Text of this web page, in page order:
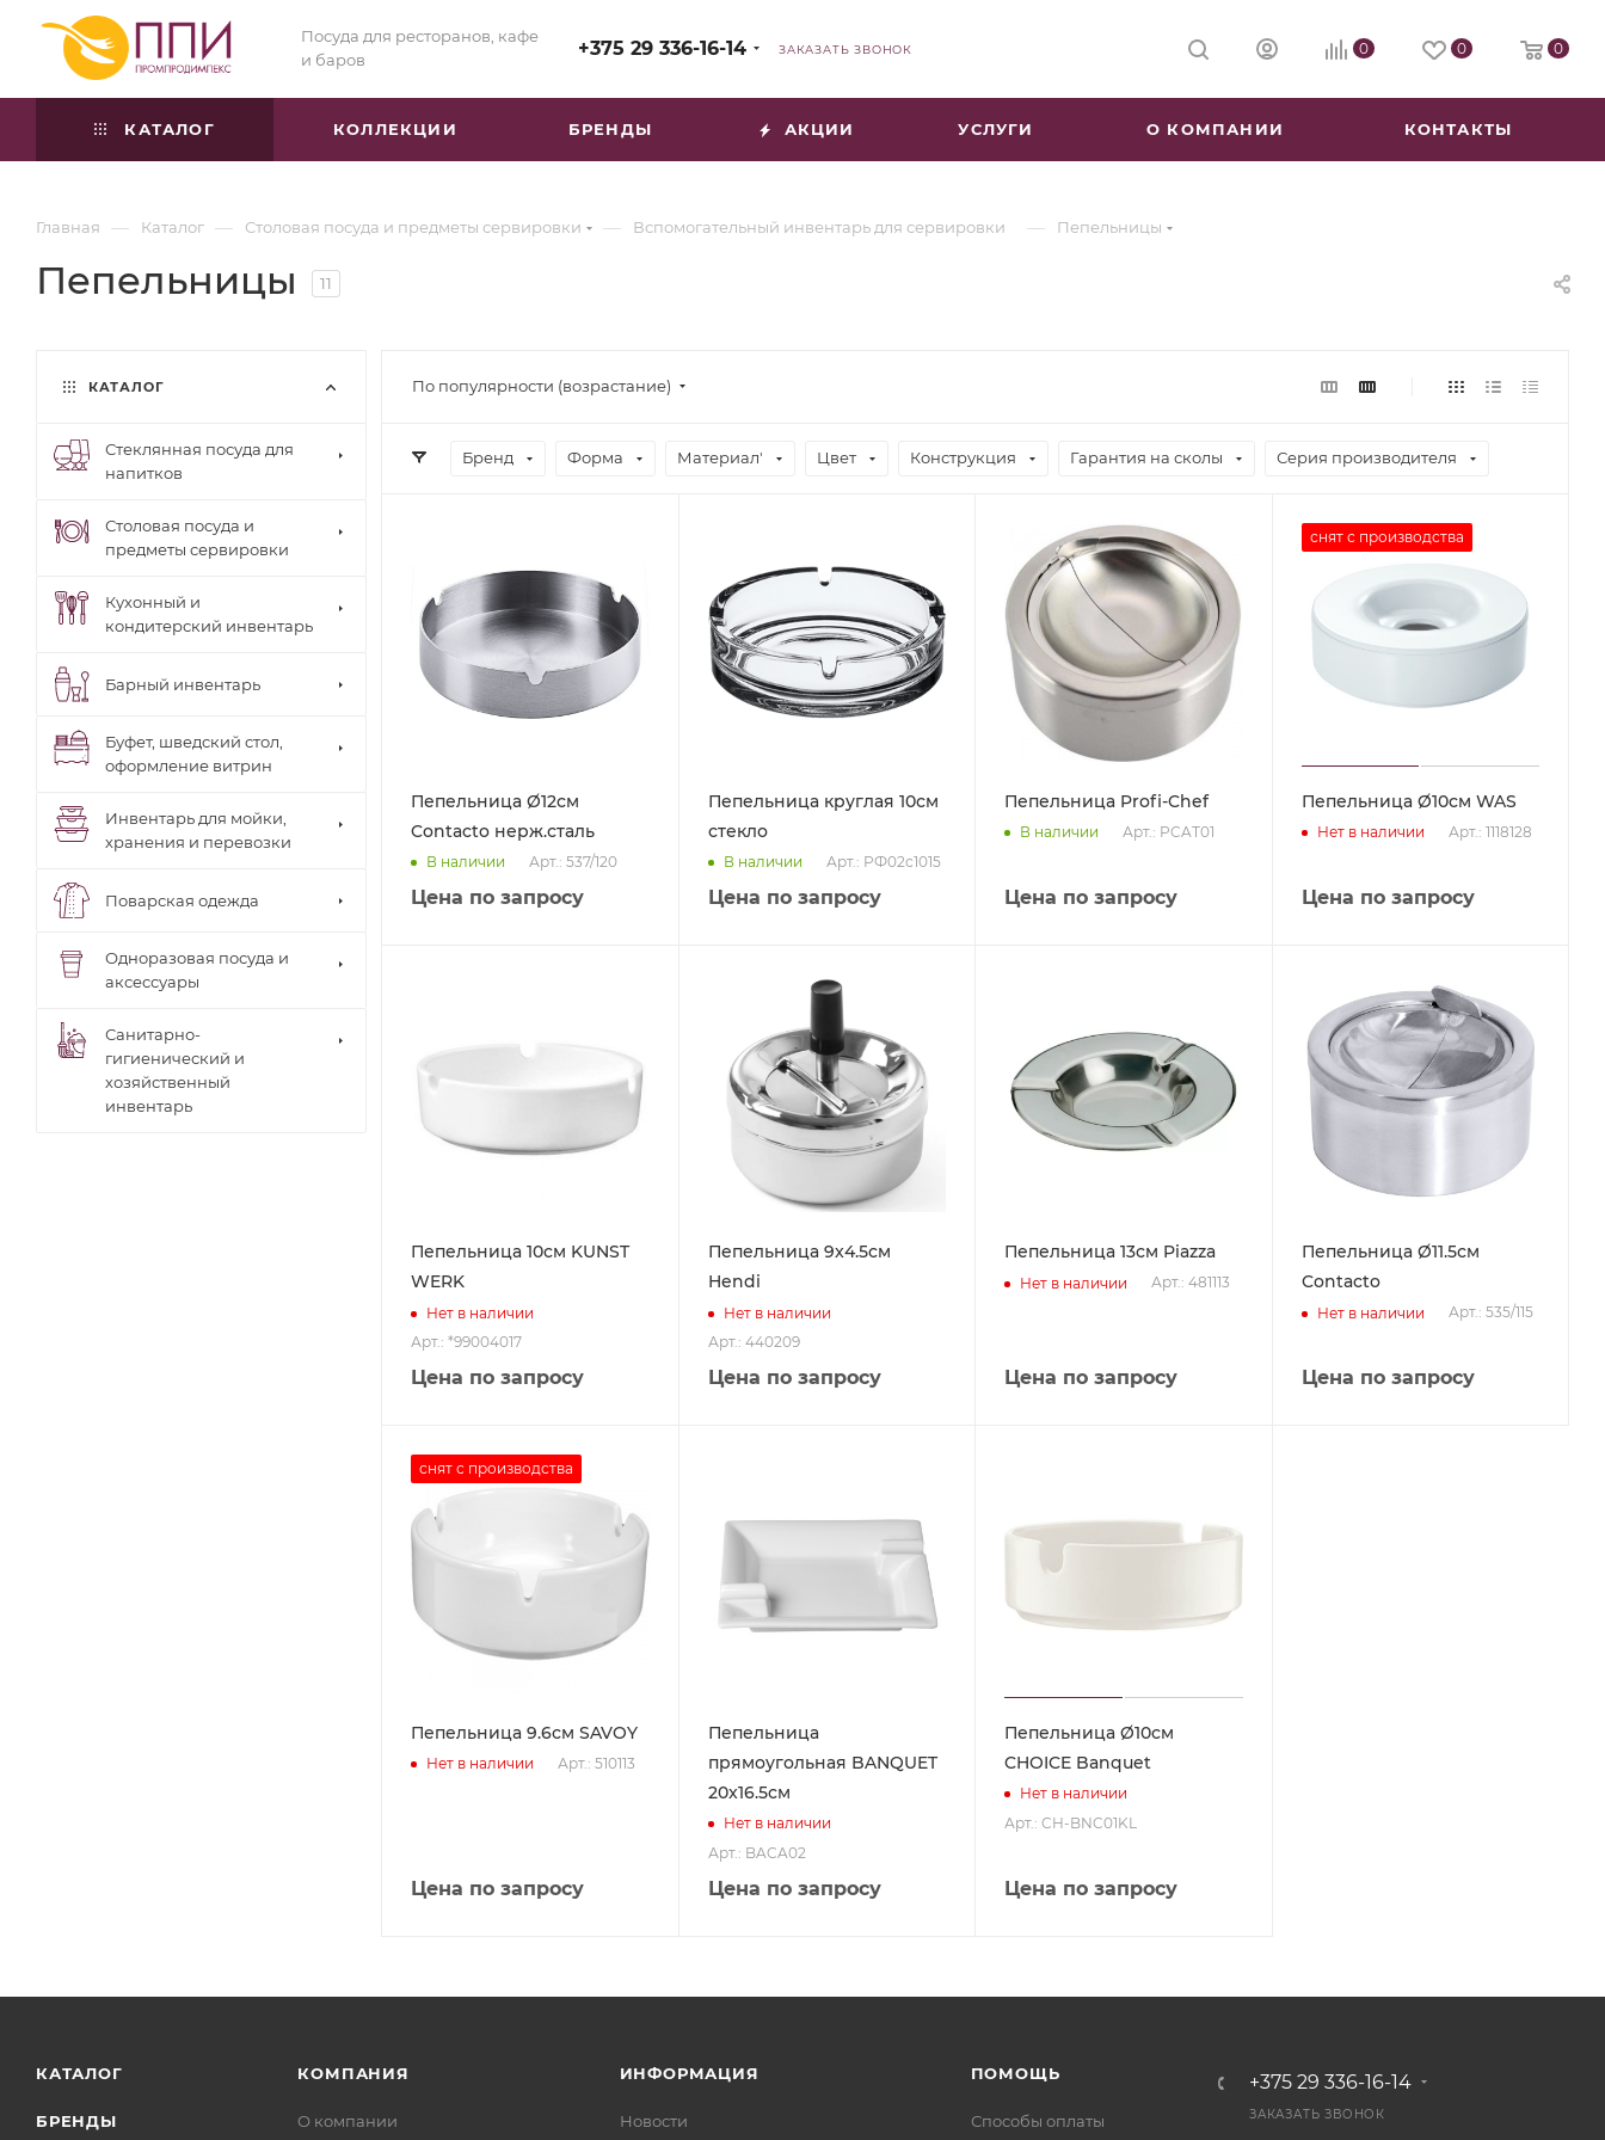
Посуда для ресторанов, кафе
и баров
+375 29 336-16-14 ЗАКАЗАТЬ ЗВОНОК 0 0 0
КАТАЛОГ КОЛЛЕКЦИИ БРЕНДЫ АКЦИИ УСЛУГИ О КОМПАНИИ КОНТАКТЫ
Главная — Каталог — Столовая посуда и предметы сервировки — Вспомогательный инвентарь для сервировки — Пепельницы
Пепельницы 11
По популярности (возрастание)
Бренд Форма Материал' Цвет Конструкция Гарантия на сколы Серия производителя
Пепельница Ø12см
Contacto нерж.сталь
В наличии Арт.: 537/120
Цена по запросу
Пепельница круглая 10см
стекло
В наличии Арт.: РФ02с1015
Цена по запросу
Пепельница Profi-Chef
В наличии Арт.: PCAT01
Цена по запросу
снят с производства
Пепельница Ø10см WAS
Нет в наличии Арт.: 1118128
Цена по запросу
Пепельница 10см KUNST
WERK
Нет в наличии
Арт.: *99004017
Цена по запросу
Пепельница 9x4.5см
Hendi
Нет в наличии
Арт.: 440209
Цена по запросу
Пепельница 13см Piazza
Нет в наличии Арт.: 481113
Цена по запросу
Пепельница Ø11.5см
Contacto
Нет в наличии Арт.: 535/115
Цена по запросу
снят с производства
Пепельница 9.6см SAVOY
Нет в наличии Арт.: 510113
Цена по запросу
Пепельница
прямоугольная BANQUET
20x16.5см
Нет в наличии
Арт.: BACA02
Цена по запросу
Пепельница Ø10см
CHOICE Banquet
Нет в наличии
Арт.: CH-BNC01KL
Цена по запросу
КАТАЛОГ
Стеклянная посуда для
напитков
Столовая посуда и
предметы сервировки
Кухонный и
кондитерский инвентарь
Барный инвентарь
Буфет, шведский стол,
оформление витрин
Инвентарь для мойки,
хранения и перевозки
Поварская одежда
Одноразовая посуда и
аксессуары
Санитарно-
гигиенический и
хозяйственный
инвентарь
КАТАЛОГ
БРЕНДЫ
КОМПАНИЯ
О компании
ИНФОРМАЦИЯ
Новости
ПОМОЩЬ
Способы оплаты
+375 29 336-16-14
ЗАКАЗАТЬ ЗВОНОК